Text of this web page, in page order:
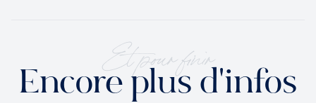
Et pour finir
Encore plus d'infos